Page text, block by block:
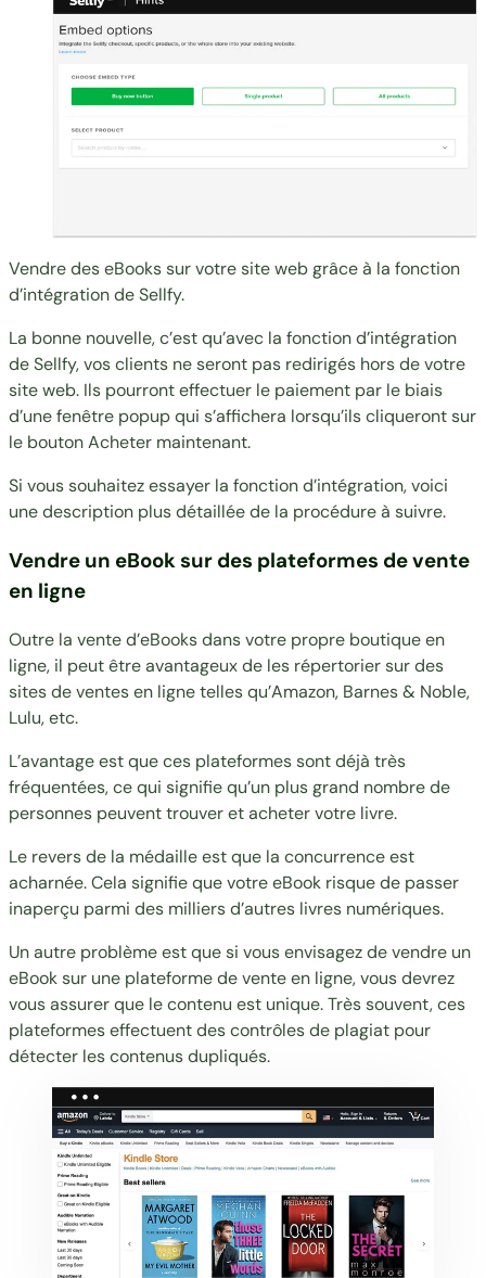
Vendre des eBooks sur votre site web grâce à la fonction
d’intégration de Sellfy.
La bonne nouvelle, c’est qu’avec la fonction d’intégration
de Sellfy, vos clients ne seront pas redirigés hors de votre
site web. Ils pourront effectuer le paiement par le biais
d’une fenêtre popup qui s’affichera lorsqu’ils cliqueront sur
le bouton Acheter maintenant.
Si vous souhaitez essayer la fonction d’intégration, voici
unedescription plus détaillée de la procédure à suivre.
Vendre un eBook sur des plateformes de vente
en ligne
Outre la vente d’eBooks dans votre propre boutique en
ligne, il peut être avantageux de les répertorier sur des
sites de ventes en ligne telles qu’Amazon, Barnes & Noble,
Lulu, etc.
L’avantage est que ces plateformes sont déjà très
fréquentées, ce qui signifie qu’un plus grand nombre de
personnes peuvent trouver et acheter votre livre.
Le revers de la médaille est que la concurrence est
acharnée. Cela signifie que votre eBook risque de passer
inaperçu parmi des milliers d’autres livres numériques.
Un autre problème est que si vous envisagez de vendre un
eBook sur une plateforme de vente en ligne, vous devrez
vous assurer que le contenu est unique. Très souvent, ces
plateformes effectuent des contrôles de plagiat pour
détecter les contenus dupliqués.